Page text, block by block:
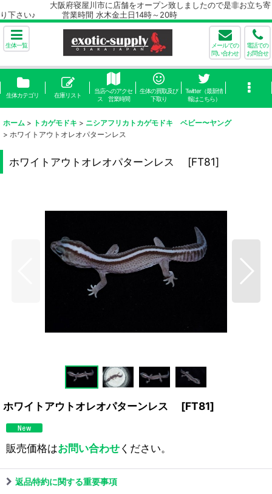
大阪府寝屋川市に店舗をオープン致しましたので是非お立ち寄
り下さい♪ 営業時間 水木金土日14時～20時
生体一覧
メールでの
問い合わせ
電話での
お問合せ
生体カテゴリ 在庫リスト
当店へのアクセ
ス 営業時間
生体の買取及び
下取り
Twitter（最新情
報はこちら）
ホーム > トカゲモドキ > ニシアフリカトカゲモドキ ベビー〜ヤング
> ホワイトアウトオレオパターンレス
ホワイトアウトオレオパターンレス [FT81]
ホワイトアウトオレオパターンレス [FT81]
販売価格はお問い合わせください。
返品特約に関する重要事項